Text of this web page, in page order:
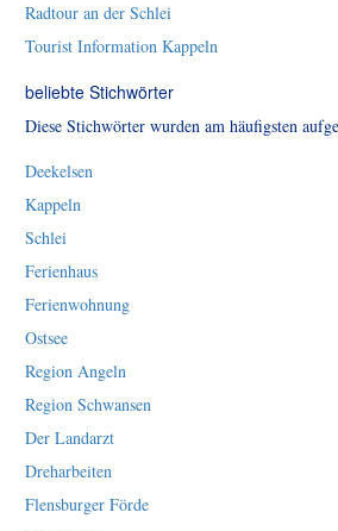
Radtour an der Schlei
Tourist Information Kappeln
beliebte Stichwörter
Diese Stichwörter wurden am häufigsten
Deekelsen
Kappeln
Schlei
Ferienhaus
Ferienwohnung
Ostsee
Region Angeln
Region Schwansen
Der Landarzt
Dreharbeiten
Flensburger Förde